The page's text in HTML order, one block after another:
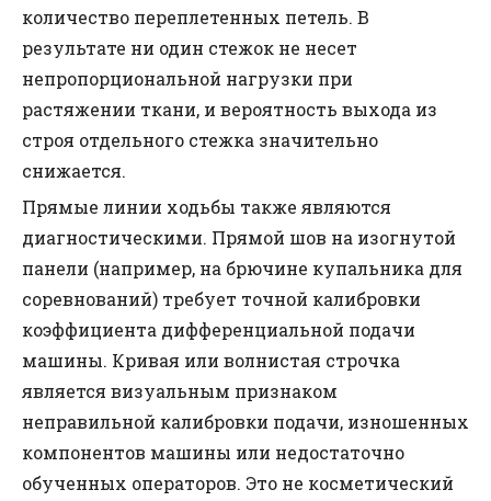
количество переплетенных петель. В
результате ни один стежок не несет
непропорциональной нагрузки при
растяжении ткани, и вероятность выхода из
строя отдельного стежка значительно
снижается.
Прямые линии ходьбы также являются
диагностическими. Прямой шов на изогнутой
панели (например, на брючине купальника для
соревнований) требует точной калибровки
коэффициента дифференциальной подачи
машины. Кривая или волнистая строчка
является визуальным признаком
неправильной калибровки подачи, изношенных
компонентов машины или недостаточно
обученных операторов. Это не косметический